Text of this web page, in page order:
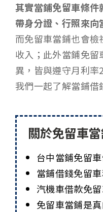
其實當鋪免留車條
帶身分證、行照來
而免留車當鋪也會
收入；此外當鋪免
異，皆與遵守月利
我們一起了解當鋪借
關於免留車
台中當鋪免留
當鋪借錢免留
汽機車借款免
免留車當鋪是